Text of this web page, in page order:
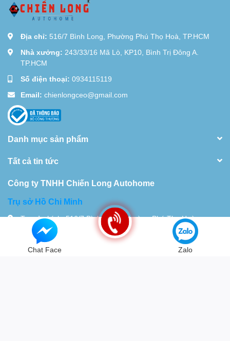
Địa chỉ: 516/7 Bình Long, Phường Phú Thọ Hoà, TP.HCM
Nhà xưởng: 243/33/16 Mã Lò, KP10, Bình Trị Đông A.
TP.HCM
Số điện thoại: 0934115119
Email: chienlongceo@gmail.com
Danh mục sản phẩm
Tất cả tin tức
Công ty TNHH Chiến Long Autohome
Trụ sở Hồ Chi Minh
Trụ sở chính: 516/7 Bình Long, Phường Phú Thọ Hoà,
TP.HCM Nhà xưởng 28 Đường 18D,Khu Phố 10, Bình Hưng
Hòa. TP.HCM
Chat Face Zalo